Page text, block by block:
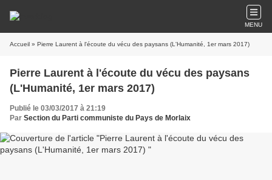
MENU
Accueil » Pierre Laurent à l'écoute du vécu des paysans (L'Humanité, 1er mars 2017)
Pierre Laurent à l'écoute du vécu des paysans
(L'Humanité, 1er mars 2017)
Publié le 03/03/2017 à 21:19
Par Section du Parti communiste du Pays de Morlaix